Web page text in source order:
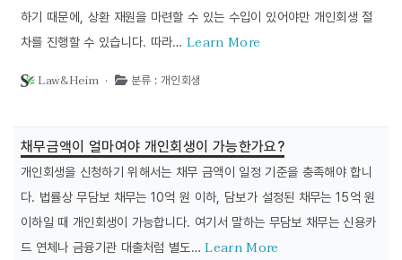
하기 때문에, 상환 재원을 마련할 수 있는 수입이 있어야만 개인회생 절
차를 진행할 수 있습니다. 따라…Learn More
Law&Heim · 분류 : 개인회생
채무금액이 얼마여야 개인회생이 가능한가요?
개인회생을 신청하기 위해서는 채무 금액이 일정 기준을 충족해야 합니
다. 법률상 무담보 채무는 10억 원 이하, 담보가 설정된 채무는 15억 원
이하일 때 개인회생이 가능합니다. 여기서 말하는 무담보 채무는 신용카
드 연체나 금융기관 대출처럼 별도…Learn More